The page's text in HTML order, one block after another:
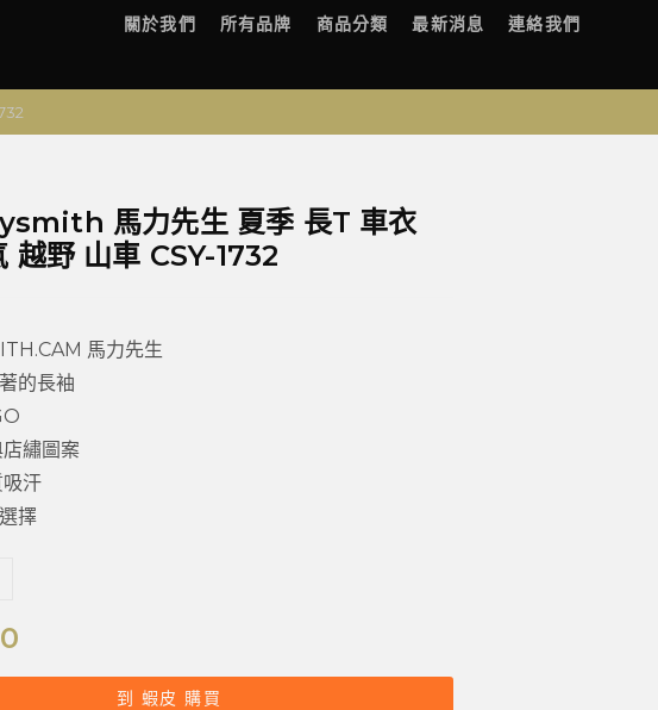
關於我們 所有品牌 商品分類 最新消息 連絡我們
馬力先生 夏季 長T 車衣
越野 山車 CSY-1732
馬力先生
的長袖
繡圖案
汗
擇
到 蝦皮 購買